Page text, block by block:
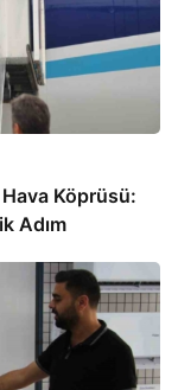
Köprüsü:
Adım